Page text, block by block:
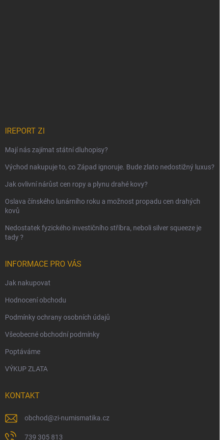
IREPORT ZI
Mají nás zajímat státní dluhopisy?
Východ nakupuje to, co Západ ignoruje. Bude zlato nedostižný luxus?
Jak ovlivní nárůst cen ropy a plynu drahé kovy?
Oslava čínského lunárního roku a možnost propadu cen drahých
kovů
Nedostatek fyzického investičního stříbra, neboli silver squeeze je
tady ?
INFORMACE PRO VÁS
Jak nakupovat
Hodnocení obchodu
Podmínky ochrany osobních údajů
Všeobecné obchodní podmínky
Poptáváme
VÝKUP ZLATA
KONTAKT
obchod@zi-numismatika.cz
739 305 813